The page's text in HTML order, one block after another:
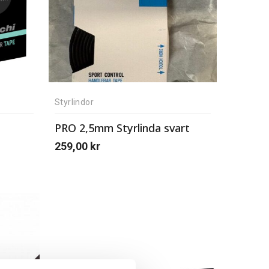
Styrlindor
PRO 2,5mm Styrlinda svart
259,00 kr